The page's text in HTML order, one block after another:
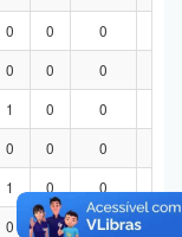
0 0 0
0 0 0
1 0 0
0 0 0
1 0 0
0 0 0